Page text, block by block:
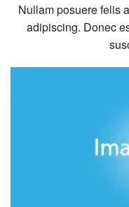
Nullam posuere felis
adipiscing. Donec